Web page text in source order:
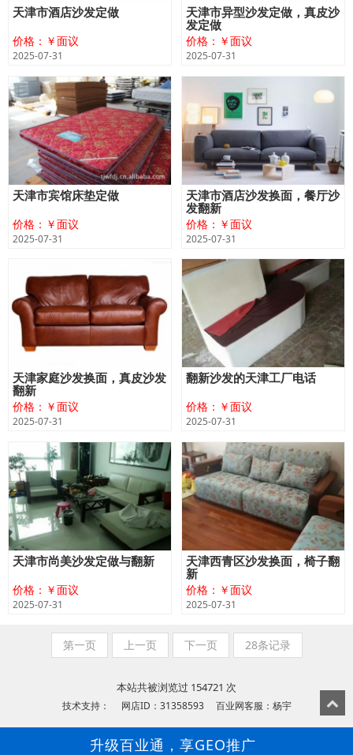
天津市酒店沙发定做
价格：￥面议
2025-07-31
天津市异型沙发定做，真皮沙
发定做
价格：￥面议
2025-07-31
天津市宾馆床垫定做
价格：￥面议
2025-07-31
天津市酒店沙发换面，餐厅沙
发翻新
价格：￥面议
2025-07-31
天津家庭沙发换面，真皮沙发
翻新
价格：￥面议
2025-07-31
翻新沙发的天津工厂电话
价格：￥面议
2025-07-31
天津市尚美沙发定做与翻新
价格：￥面议
2025-07-31
天津西青区沙发换面，椅子翻
新
价格：￥面议
2025-07-31
第一页 上一页 下一页 28条记录
本站共被浏览过 154721 次
技术支持： 网店ID：31358593 百业网客服：杨宇
升级百业通，享GEO推广